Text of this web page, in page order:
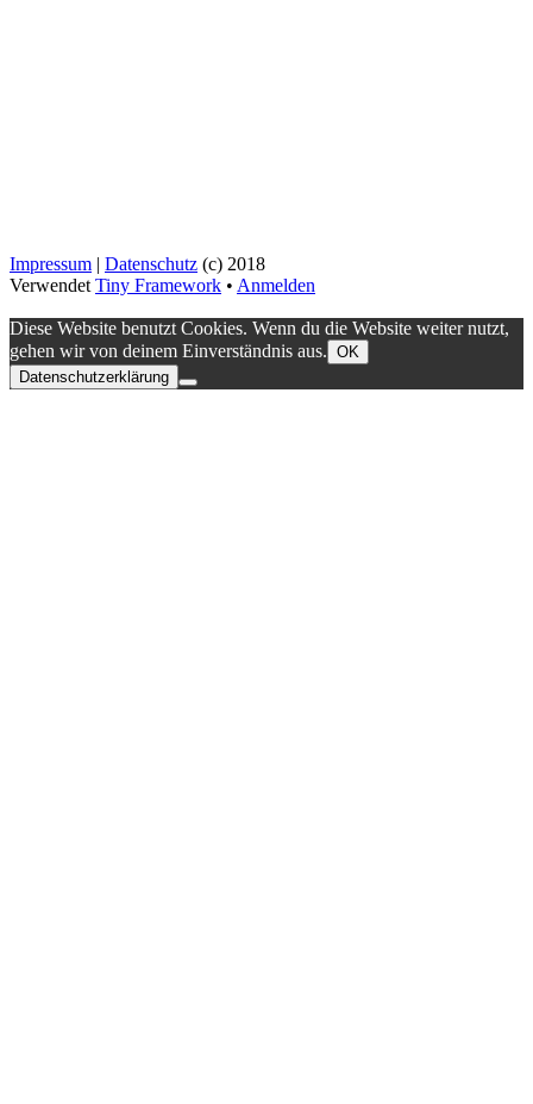
Impressum | Datenschutz (c) 2018
Verwendet Tiny Framework • Anmelden
Diese Website benutzt Cookies. Wenn du die Website weiter nutzt,
gehen wir von deinem Einverständnis aus. OK
Datenschutzerklärung